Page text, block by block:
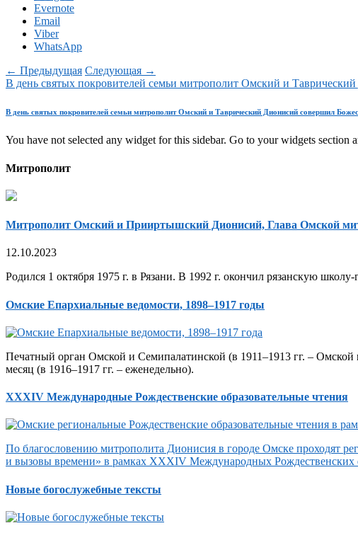
Evernote
Email
Viber
WhatsApp
← Предыдущая Следующая →
В день святых покровителей семьи митрополит Омский и
В день святых покровителей семьи митрополит Омский и Таврический Дионисий совершил
You have not selected any widget for this sidebar. Go to your widgets section
Митрополит
Митрополит Омский и Прииртышский Дионисий, Глава Омской
12.10.2023
Родился 1 октября 1975 г. в Рязани. В 1992 г. окончил рязанскую
Омские Епархиальные ведомости, 1898–1917 годы
Печатный орган Омской и Семипалатинской (в 1911–1913 гг. –
месяц (в 1916–1917 гг. – еженедельно).
XXXIV Международные Рождественские образовательные чтения
По благословению митрополита Дионисия в городе Омске проходят
и вызовы времени» в рамках XXXIV Международных Рождественских
Новые богослужебные тексты